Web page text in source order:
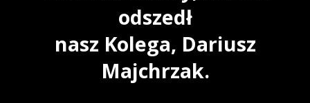
odszedł
nasz Kolega, Dariusz
Majchrzak.